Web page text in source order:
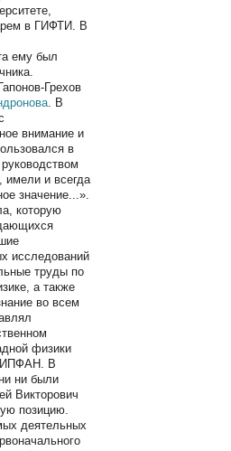
в ГИФТИ. В
ему был
Грехов
. В
внимание и
в
имели и всегда
значение...».
которую
исследований
труды по
а также
во всем
физики
ИПФАН. В
ни были
Викторович
позицию.
деятельных